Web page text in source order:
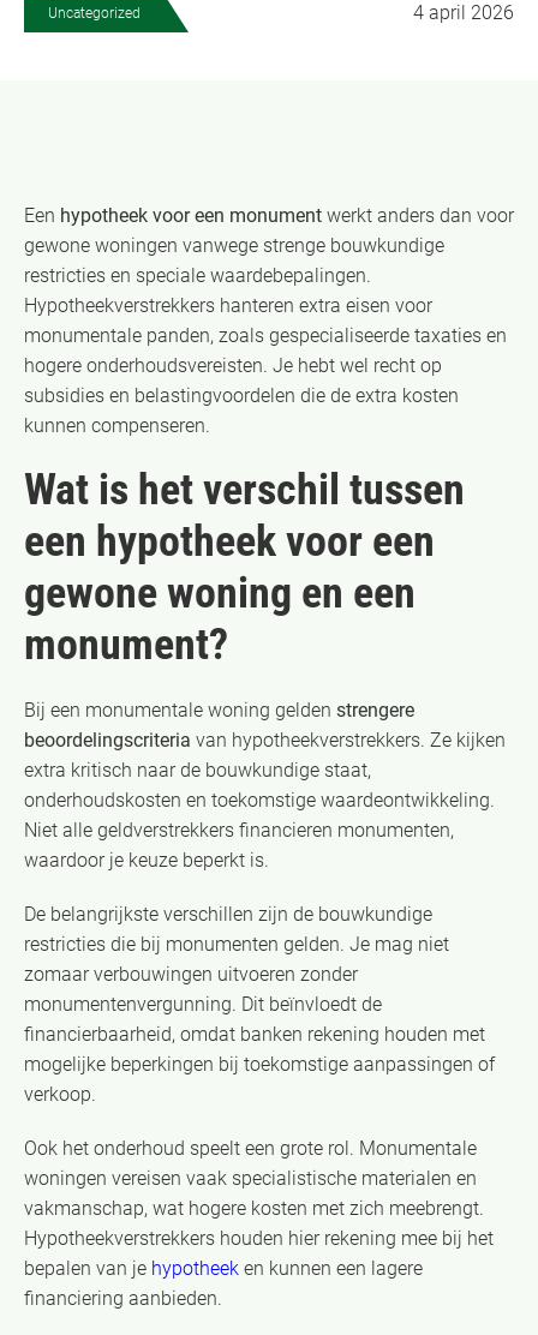
Uncategorized 4 april 2026
Een hypotheek voor een monument werkt anders dan voor
gewone woningen vanwege strenge bouwkundige
restricties en speciale waardebepalingen.
Hypotheekverstrekkers hanteren extra eisen voor
monumentale panden, zoals gespecialiseerde taxaties en
hogere onderhoudsvereisten. Je hebt wel recht op
subsidies en belastingvoordelen die de extra kosten
kunnen compenseren.
Wat is het verschil tussen
een hypotheek voor een
gewone woning en een
monument?
Bij een monumentale woning gelden strengere
beoordelingscriteria van hypotheekverstrekkers. Ze kijken
extra kritisch naar de bouwkundige staat,
onderhoudskosten en toekomstige waardeontwikkeling.
Niet alle geldverstrekkers financieren monumenten,
waardoor je keuze beperkt is.
De belangrijkste verschillen zijn de bouwkundige
restricties die bij monumenten gelden. Je mag niet
zomaar verbouwingen uitvoeren zonder
monumentenvergunning. Dit beïnvloedt de
financierbaarheid, omdat banken rekening houden met
mogelijke beperkingen bij toekomstige aanpassingen of
verkoop.
Ook het onderhoud speelt een grote rol. Monumentale
woningen vereisen vaak specialistische materialen en
vakmanschap, wat hogere kosten met zich meebrengt.
Hypotheekverstrekkers houden hier rekening mee bij het
bepalen van je hypotheek en kunnen een lagere
financiering aanbieden.